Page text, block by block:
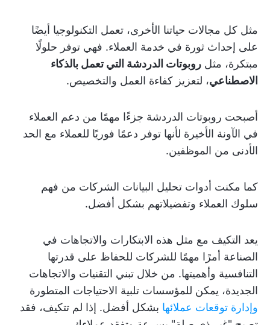
مثل كل مجالات حياتنا الأخرى، تعمل التكنولوجيا أيضًا
على إحداث ثورة في خدمة العملاء. فهي توفر حلولًا
مبتكرة، مثل روبوتات الدردشة التي تعمل بالذكاء
الاصطناعي، لتعزيز كفاءة العمل والتخصيص.
أصبحت روبوتات الدردشة جزءًا مهمًا من دعم العملاء
في الآونة الأخيرة لأنها توفر دعمًا فوريًا للعملاء مع الحد
الأدنى من الموظفين.
كما مكنت أدوات تحليل البيانات الشركات من فهم
سلوك العملاء وتفضيلاتهم بشكل أفضل.
يعد التكيف مع مثل هذه الابتكارات والاتجاهات في
الصناعة أمرًا مهمًا للشركات للحفاظ على قدرتها
التنافسية وأهميتها. من خلال تبني التقنيات والاتجاهات
الجديدة، يمكن للمؤسسات تلبية الاحتياجات المتطورة
وإدارة توقعات عملائها بشكل أفضل. إذا لم تتكيف، فقد